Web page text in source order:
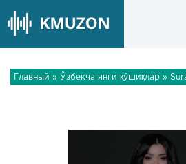
Главный » Ўзбекча янги қўшиқлар »